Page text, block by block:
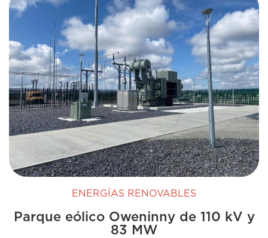
ENERGÍAS RENOVABLES
Parque eólico Oweninny de 110 kV y
83 MW